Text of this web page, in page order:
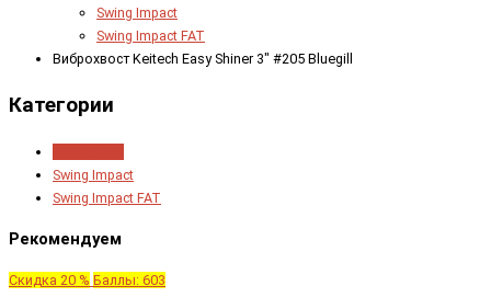
Swing Impact
Swing Impact FAT
Виброхвост Keitech Easy Shiner 3" #205 Bluegill
Категории
Swing Impact
Swing Impact FAT
Рекомендуем
Скидка 20 % Баллы: 603